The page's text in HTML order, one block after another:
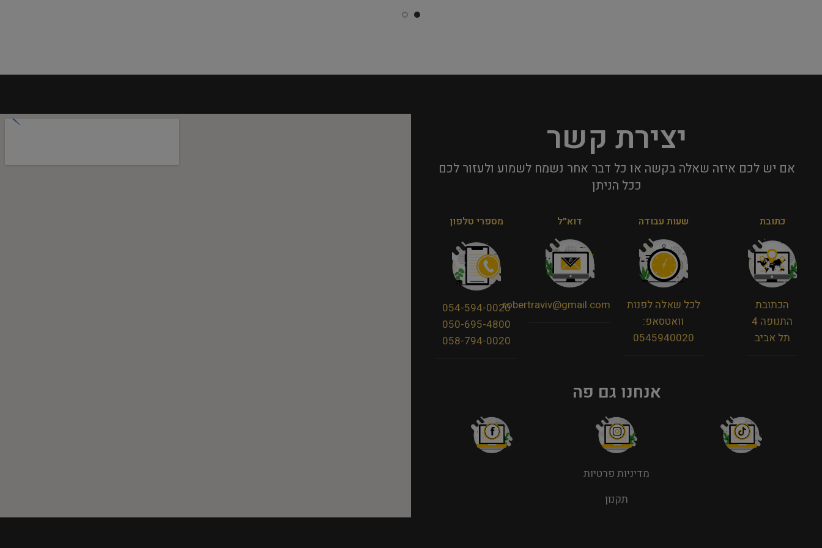
יצירת קשר
אם יש לכם איזה שאלה בקשה או כל דבר אחר נשמח לשמוע ולעזור לכם
ככל הניתן​
כתובת
הכתובת
התנופה 4
תל אביב
שעות עבודה
לכל שאלה לפנות
וואטסאפ:
0545940020
דוא״ל
robertraviv@gmail.com
מספרי טלפון
054-594-0020
050-695-4800
058-794-0020
אנחנו גם פה
מדיניות פרטיות
תקנון